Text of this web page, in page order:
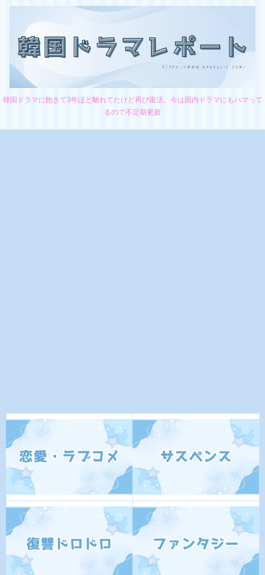
韓国ドラマに飽きて3年ほど離れてたけど再び復活。今は国内ドラマにもハマって
るので不定期更新